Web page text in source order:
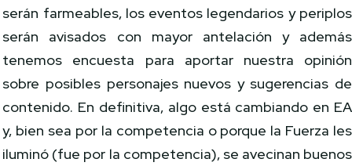
serán farmeables, los eventos legendarios y periplos
serán avisados con mayor antelación y además
tenemos encuesta para aportar nuestra opinión
sobre posibles personajes nuevos y sugerencias de
contenido. En definitiva, algo está cambiando en EA
y, bien sea por la competencia o porque la Fuerza les
iluminó (fue por la competencia), se avecinan buenos